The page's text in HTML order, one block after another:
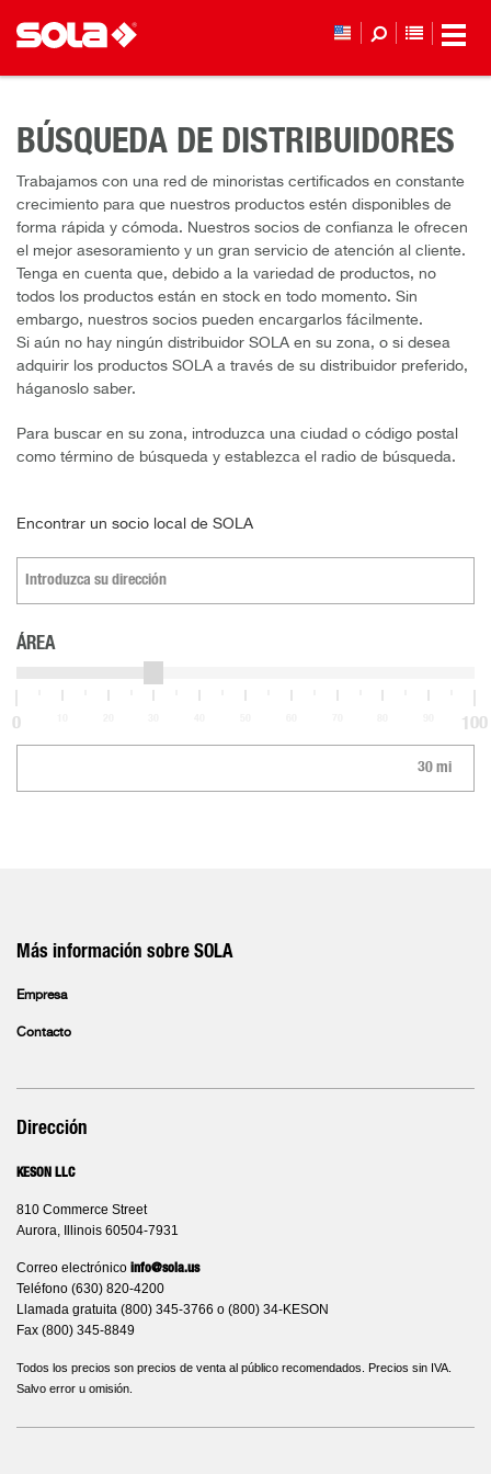
BÚSQUEDA DE DISTRIBUIDORES
Trabajamos con una red de minoristas certificados en constante
crecimiento para que nuestros productos estén disponibles de
forma rápida y cómoda. Nuestros socios de confianza le ofrecen
el mejor asesoramiento y un gran servicio de atención al cliente.
Tenga en cuenta que, debido a la variedad de productos, no
todos los productos están en stock en todo momento. Sin
embargo, nuestros socios pueden encargarlos fácilmente.
Si aún no hay ningún distribuidor SOLA en su zona, o si desea
adquirir los productos SOLA a través de su distribuidor preferido,
háganoslo saber.
Para buscar en su zona, introduzca una ciudad o código postal
como término de búsqueda y establezca el radio de búsqueda.
Encontrar un socio local de SOLA
ÁREA
0 100
Más información sobre SOLA
Empresa
Contacto
Dirección
KESON LLC
810 Commerce Street
Aurora, Illinois 60504-7931
Correo electrónico info@sola.us
Teléfono (630) 820-4200
Llamada gratuita (800) 345-3766 o (800) 34-KESON
Fax (800) 345-8849
Todos los precios son precios de venta al público recomendados. Precios sin IVA.
Salvo error u omisión.
LISTA